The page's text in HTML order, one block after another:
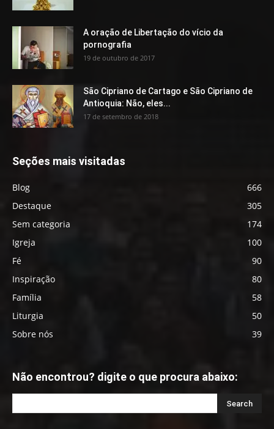
A oração de Libertação do vício da
pornografia
19 de outubro de 2017
São Cipriano de Cartago e São Cipriano de
Antioquia: Não, eles...
17 de setembro de 2018
Seções mais visitadas
Blog
666
Destaque
305
Sem categoria
174
Igreja
100
Fé
90
Inspiração
80
Família
58
Liturgia
50
Sobre nós
39
Não encontrou? digite o que procura abaixo: